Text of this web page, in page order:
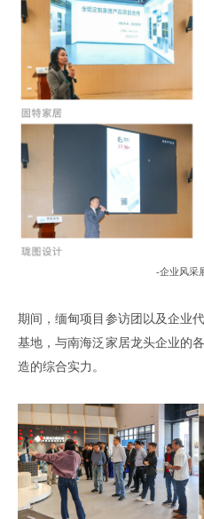
-企业风采
期间 ，缅甸项目参访团以及企业
基地 ，与南海泛家居龙头企业的
造的综合实力 。